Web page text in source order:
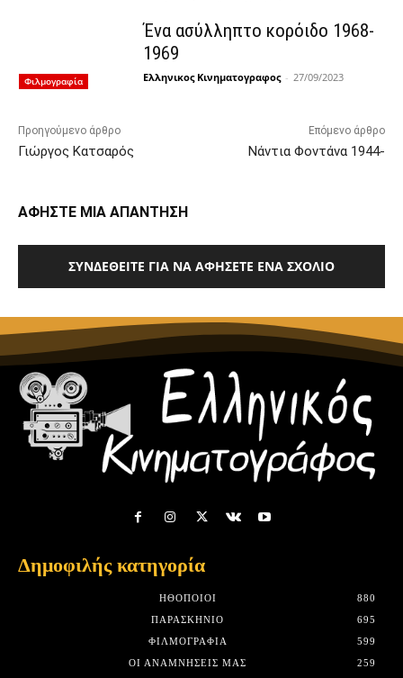
Φιλμογραφία
Ένα ασύλληπτο κορόιδο 1968-
1969
Ελληνικος Κινηματογραφος - 27/09/2023
Προηγούμενο άρθρο
Γιώργος Κατσαρός
Επόμενο άρθρο
Νάντια Φοντάνα 1944-
ΑΦΗΣΤΕ ΜΙΑ ΑΠΑΝΤΗΣΗ
ΣΥΝΔΕΘΕΊΤΕ ΓΙΑ ΝΑ ΑΦΉΣΕΤΕ ΈΝΑ ΣΧΌΛΙΟ
Δημοφιλής κατηγορία
HΘΟΠΟΙΟΊ
880
ΠΑΡΑΣΚΉΝΙΟ
695
ΦΙΛΜΟΓΡΑΦΊΑ
599
ΟΙ ΑΝΑΜΝΉΣΕΙΣ ΜΑΣ
259